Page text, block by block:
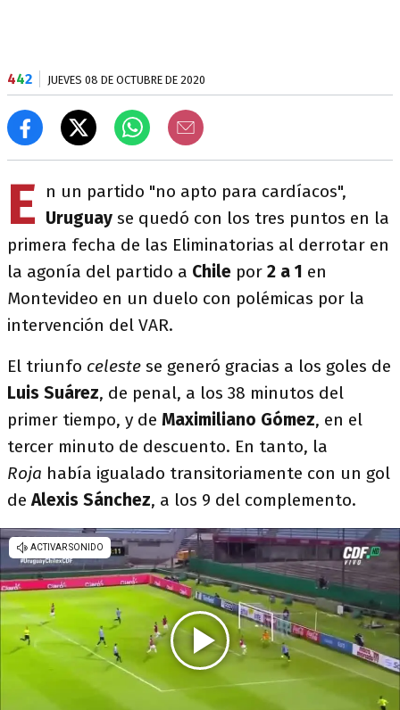
442 JUEVES 08 DE OCTUBRE DE 2020
E
n un partido "no apto para cardíacos",
Uruguay se quedó con los tres puntos en la
primera fecha de las Eliminatorias al derrotar en
la agonía del partido a Chile por 2 a 1 en
Montevideo en un duelo con polémicas por la
intervención del VAR.
El triunfo celeste se generó gracias a los goles de
Luis Suárez, de penal, a los 38 minutos del
primer tiempo, y de Maximiliano Gómez, en el
tercer minuto de descuento. En tanto, la
Roja había igualado transitoriamente con un gol
deAlexis Sánchez, a los 9 del complemento.